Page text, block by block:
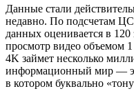
Данные стали
недавно. По подсчетам
данных оценивается в
просмотр видео объемом
4K займет несколько
информационный мир —
в котором буквально